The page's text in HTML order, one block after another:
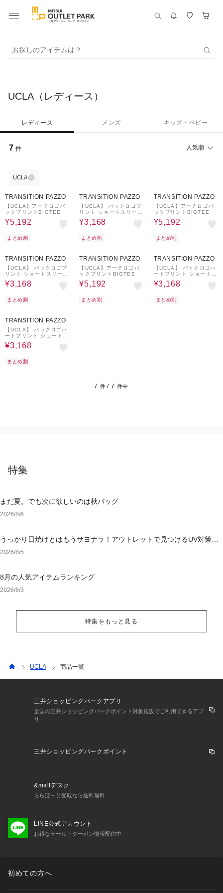
お探しのアイテムは？
UCLA（レディース）
レディース メンズ キッズ・ベビー
7 件 人気順
UCLA
TRANSITION PAZZO
【UCLA】アーチロゴバ
ックプリントBIGTEE
¥5,192
まとめ割
TRANSITION PAZZO
【UCLA】 バックロゴプ
リント ショートスリーブ
TEE
¥3,168
まとめ割
TRANSITION PAZZO
【UCLA】アーチロゴバ
ックプリントBIGTEE
¥5,192
まとめ割
TRANSITION PAZZO
【UCLA】 バックロゴプ
リント ショートスリーブ
TEE
¥3,168
まとめ割
TRANSITION PAZZO
【UCLA】アーチロゴバ
ックプリントBIGTEE
¥5,192
まとめ割
TRANSITION PAZZO
【UCLA】 バックロゴハ
ートプリント ショートス
リーブTEE
¥3,168
まとめ割
TRANSITION PAZZO
【UCLA】 バックロゴハ
ートプリント ショートス
リーブTEE
¥3,168
まとめ割
7 件 / 7 件中
特集
まだ夏。でも次に欲しいのは秋バッグ
2026/8/6
うっかり日焼けとはもうサヨナラ！アウトレットで見つけるUV対策ウ
ェア
2026/8/5
8月の人気アイテムランキング
2026/8/3
特集をもっと見る
UCLA 商品一覧
三井ショッピングパークアプリ
全国の三井ショッピングパークポイント対象施設でご利用できるアプ
リ
三井ショッピングパークポイント
&mallデスク
ららぽーと受取なら送料無料
LINE公式アカウント
お得なセール・クーポン情報配信中
初めての方へ